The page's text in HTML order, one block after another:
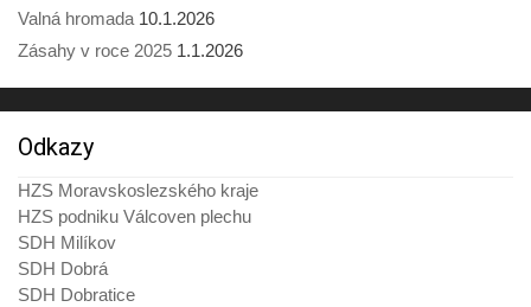
Valná hromada 10.1.2026
Zásahy v roce 2025 1.1.2026
Odkazy
HZS Moravskoslezského kraje
HZS podniku Válcoven plechu
SDH Milíkov
SDH Dobrá
SDH Dobratice